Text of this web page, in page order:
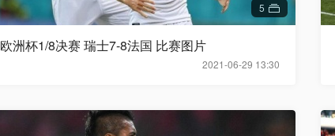
5
2021-06-29 13:30
欧洲杯1/8决赛 瑞士7-8法国 比赛图片